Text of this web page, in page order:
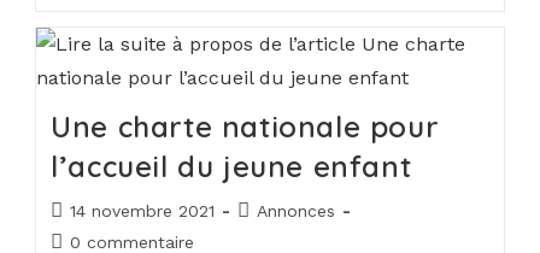
Une charte nationale pour
l’accueil du jeune enfant
14 novembre 2021
Annonces
0 commentaire